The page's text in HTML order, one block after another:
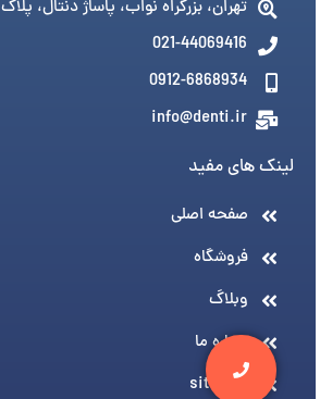
تهران، بزرگراه نواب، پاساژ دنتال، پلاک 128
021-44069416
0912-6868934
info@denti.ir
لینک های مفید
صفحه اصلی
فروشگاه
وبلاگ
درباره ما
sitemap